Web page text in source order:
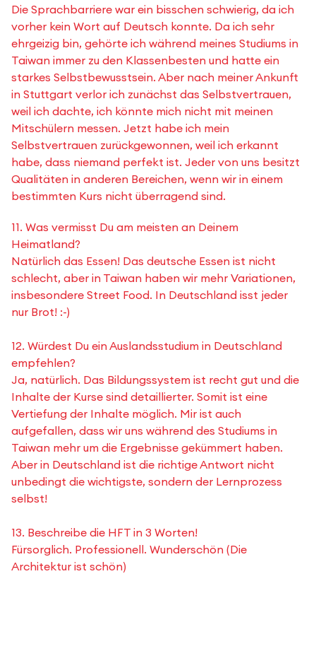
Die Sprachbarriere war ein bisschen schwierig, da ich
vorher kein Wort auf Deutsch konnte. Da ich sehr
ehrgeizig bin, gehörte ich während meines Studiums in
Taiwan immer zu den Klassenbesten und hatte ein
starkes Selbstbewusstsein. Aber nach meiner Ankunft
in Stuttgart verlor ich zunächst das Selbstvertrauen,
weil ich dachte, ich könnte mich nicht mit meinen
Mitschülern messen. Jetzt habe ich mein
Selbstvertrauen zurückgewonnen, weil ich erkannt
habe, dass niemand perfekt ist. Jeder von uns besitzt
Qualitäten in anderen Bereichen, wenn wir in einem
bestimmten Kurs nicht überragend sind.
11. Was vermisst Du am meisten an Deinem
Heimatland?
Natürlich das Essen! Das deutsche Essen ist nicht
schlecht, aber in Taiwan haben wir mehr Variationen,
insbesondere Street Food. In Deutschland isst jeder
nur Brot! :-)
12. Würdest Du ein Auslandsstudium in Deutschland
empfehlen?
Ja, natürlich. Das Bildungssystem ist recht gut und die
Inhalte der Kurse sind detaillierter. Somit ist eine
Vertiefung der Inhalte möglich. Mir ist auch
aufgefallen, dass wir uns während des Studiums in
Taiwan mehr um die Ergebnisse gekümmert haben.
Aber in Deutschland ist die richtige Antwort nicht
unbedingt die wichtigste, sondern der Lernprozess
selbst!
13. Beschreibe die HFT in 3 Worten!
Fürsorglich. Professionell. Wunderschön (Die
Architektur ist schön)